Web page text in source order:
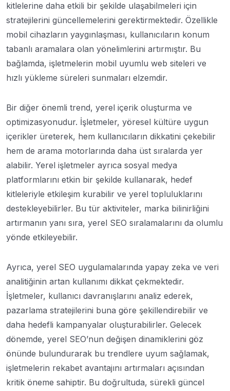
kitlelerine daha etkili bir şekilde ulaşabilmeleri için
stratejilerini güncellemelerini gerektirmektedir. Özellikle
mobil cihazların yaygınlaşması, kullanıcıların konum
tabanlı aramalara olan yönelimlerini artırmıştır. Bu
bağlamda, işletmelerin mobil uyumlu web siteleri ve
hızlı yükleme süreleri sunmaları elzemdir.
Bir diğer önemli trend, yerel içerik oluşturma ve
optimizasyonudur. İşletmeler, yöresel kültüre uygun
içerikler üreterek, hem kullanıcıların dikkatini çekebilir
hem de arama motorlarında daha üst sıralarda yer
alabilir. Yerel işletmeler ayrıca sosyal medya
platformlarını etkin bir şekilde kullanarak, hedef
kitleleriyle etkileşim kurabilir ve yerel topluluklarını
destekleyebilirler. Bu tür aktiviteler, marka bilinirliğini
artırmanın yanı sıra, yerel SEO sıralamalarını da olumlu
yönde etkileyebilir.
Ayrıca, yerel SEO uygulamalarında yapay zeka ve veri
analitiğinin artan kullanımı dikkat çekmektedir.
İşletmeler, kullanıcı davranışlarını analiz ederek,
pazarlama stratejilerini buna göre şekillendirebilir ve
daha hedefli kampanyalar oluşturabilirler. Gelecek
dönemde, yerel SEO’nun değişen dinamiklerini göz
önünde bulundurarak bu trendlere uyum sağlamak,
işletmelerin rekabet avantajını artırmaları açısından
kritik öneme sahiptir. Bu doğrultuda, sürekli güncel